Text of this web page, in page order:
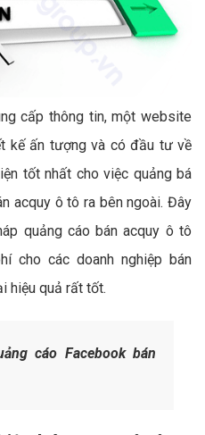
cấp thông tin, một website
kế ấn tượng và có đầu tư về
tốt nhất cho việc quảng bá
acquy ô tô ra bên ngoài. Đây
quảng cáo bán acquy ô tô
cho các doanh nghiệp bán
hiệu quả rất tốt.
cáo Facebook bán